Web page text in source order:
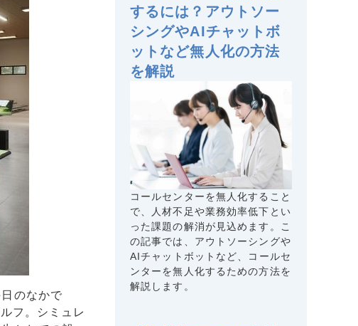
のなかで
フ。シミュレ
するには？アウトソー
シングやAIチャットボ
ットなど無人化の方法
を解説
コールセンターを無人化すること
で、人材不足や業務効率低下とい
った課題の解消が見込めます。こ
の記事では、アウトソーシングや
AIチャットボットなど、コールセ
ンターを無人化するための方法を
解説します。